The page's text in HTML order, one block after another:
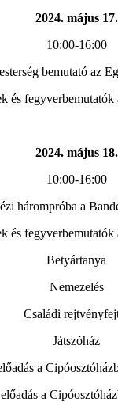
2024. május 17.
10:00-16:00
bemutató az
és
2024. május 18.
10:00-16:00
hárompróba a
és
Betyártanya
Nemezelés
Családi
Játszóház
a
a